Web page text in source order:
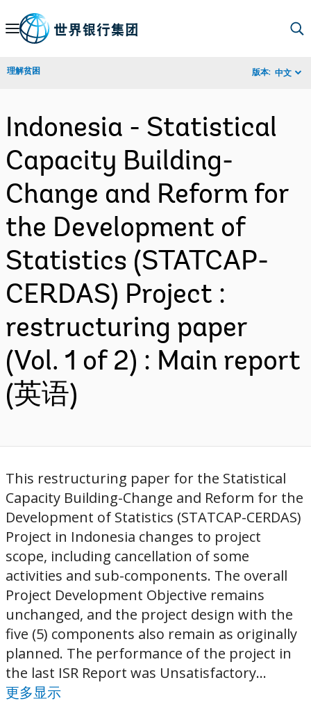
Skip
Navigation
理解贫困 版本: 中文
Indonesia - Statistical
Capacity Building-
Change and Reform for
the Development of
Statistics (STATCAP-
CERDAS) Project :
restructuring paper
(Vol. 1 of 2) : Main report
(英语)
This restructuring paper for the Statistical
Capacity Building-Change and Reform for the
Development of Statistics (STATCAP-CERDAS)
Project in Indonesia changes to project
scope, including cancellation of some
activities and sub-components. The overall
Project Development Objective remains
unchanged, and the project design with the
five (5) components also remain as originally
planned. The performance of the project in
the last ISR Report was Unsatisfactory...
更多显示